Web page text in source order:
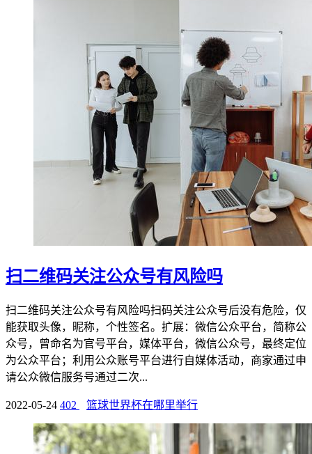
扫二维码关注公众号有风险吗
扫二维码关注公众号有风险吗扫码关注公众号后没有危险，仅
能获取头像，昵称，个性签名。扩展：微信公众平台，简称公
众号，曾命名为官号平台，媒体平台，微信公众号，最终定位
为公众平台；利用公众账号平台进行自媒体活动，商家通过申
请公众微信服务号通过二次...
2022-05-24 402 篮球世界杯在哪里举行